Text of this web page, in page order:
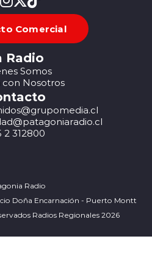
Comercial
Radio
Somos
con Nosotros
2 312800
Radio
Doña Encarnación - Puerto Montt
Radios Regionales 2026